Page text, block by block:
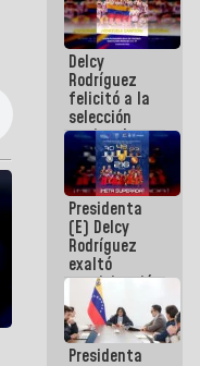
Delcy
Rodríguez
felicitó a la
selección
nacional
masculina
de voleibol
campeona
de la Copa
Panamericana
Sub-17
Presidenta
(E) Delcy
Rodríguez
exaltó
participación
de
Venezuela
en Juegos
Centroamericanos
Presidenta